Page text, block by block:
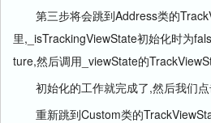
第三步将会跳到Address类的
里,_isTrackingViewState初始化时为
ture,然后调用_viewState的
初始化的工作就完成了,然后我们点
重新跳到Custom类的